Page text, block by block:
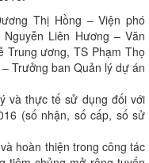
Thị Hồng – Viện phó
Liên Hương – Văn
Trung ương, TS Phạm Thọ
Trưởng ban Quản lý dự án
và thực tế sử dụng đối với
(số nhận, số cấp, số sử
hoàn thiện trong công tác